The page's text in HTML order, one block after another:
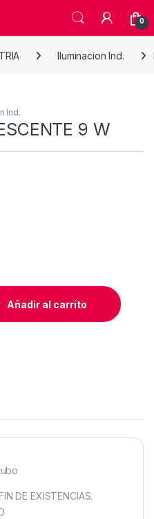
0
Iluminacion Ind.
Ind.
9 W
quantity
Añadir al carrito
DE EXISTENCIAS.